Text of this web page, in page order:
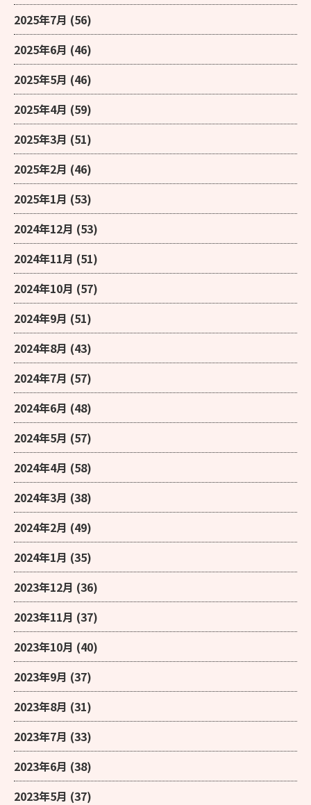
2025年7月 (56)
2025年6月 (46)
2025年5月 (46)
2025年4月 (59)
2025年3月 (51)
2025年2月 (46)
2025年1月 (53)
2024年12月 (53)
2024年11月 (51)
2024年10月 (57)
2024年9月 (51)
2024年8月 (43)
2024年7月 (57)
2024年6月 (48)
2024年5月 (57)
2024年4月 (58)
2024年3月 (38)
2024年2月 (49)
2024年1月 (35)
2023年12月 (36)
2023年11月 (37)
2023年10月 (40)
2023年9月 (37)
2023年8月 (31)
2023年7月 (33)
2023年6月 (38)
2023年5月 (37)